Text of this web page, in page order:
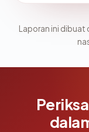
Laporan ini dibuat